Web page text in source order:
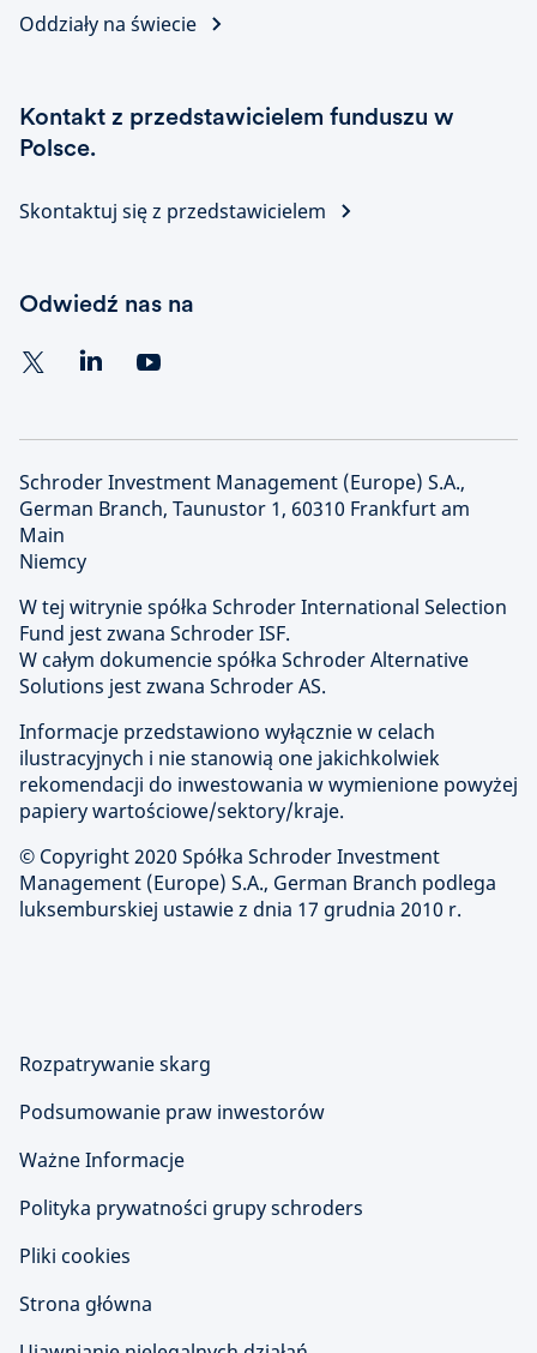
Oddziały na świecie
Kontakt z przedstawicielem funduszu w
Polsce.
Skontaktuj się z przedstawicielem
Odwiedź nas na
Schroder Investment Management (Europe) S.A.,
German Branch, Taunustor 1, 60310 Frankfurt am
Main
Niemcy
W tej witrynie spółka Schroder International Selection
Fund jest zwana Schroder ISF.
W całym dokumencie spółka Schroder Alternative
Solutions jest zwana Schroder AS.
Informacje przedstawiono wyłącznie w celach
ilustracyjnych i nie stanowią one jakichkolwiek
rekomendacji do inwestowania w wymienione powyżej
papiery wartościowe/sektory/kraje.
© Copyright 2020 Spółka Schroder Investment
Management (Europe) S.A., German Branch podlega
luksemburskiej ustawie z dnia 17 grudnia 2010 r.
Rozpatrywanie skarg
Podsumowanie praw inwestorów
Ważne Informacje
Polityka prywatności grupy schroders
Pliki cookies
Strona główna